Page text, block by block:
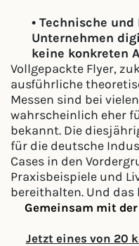
• Technische
Unternehmen
keine konkreten
Vollgepackte Flyer,
ausführliche
Messen sind bei
wahrscheinlich eher
bekannt. Die
für die deutsche
Cases in den
Praxisbeispiele und
bereithalten. Und das
Gemeinsam mit der
Jetzt eines von 20